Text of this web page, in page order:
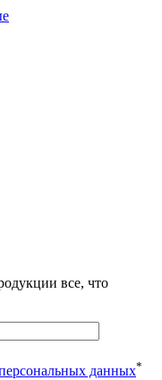
все, что
данных*